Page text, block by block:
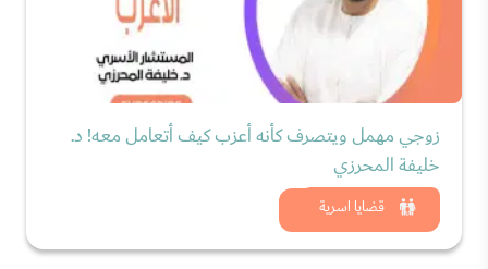
قضايا اسرية
زوجي مهمل ويتصرف كأنه أعزب كيف أتعامل معه! د.
خليفة المحرزي
شاهد الان